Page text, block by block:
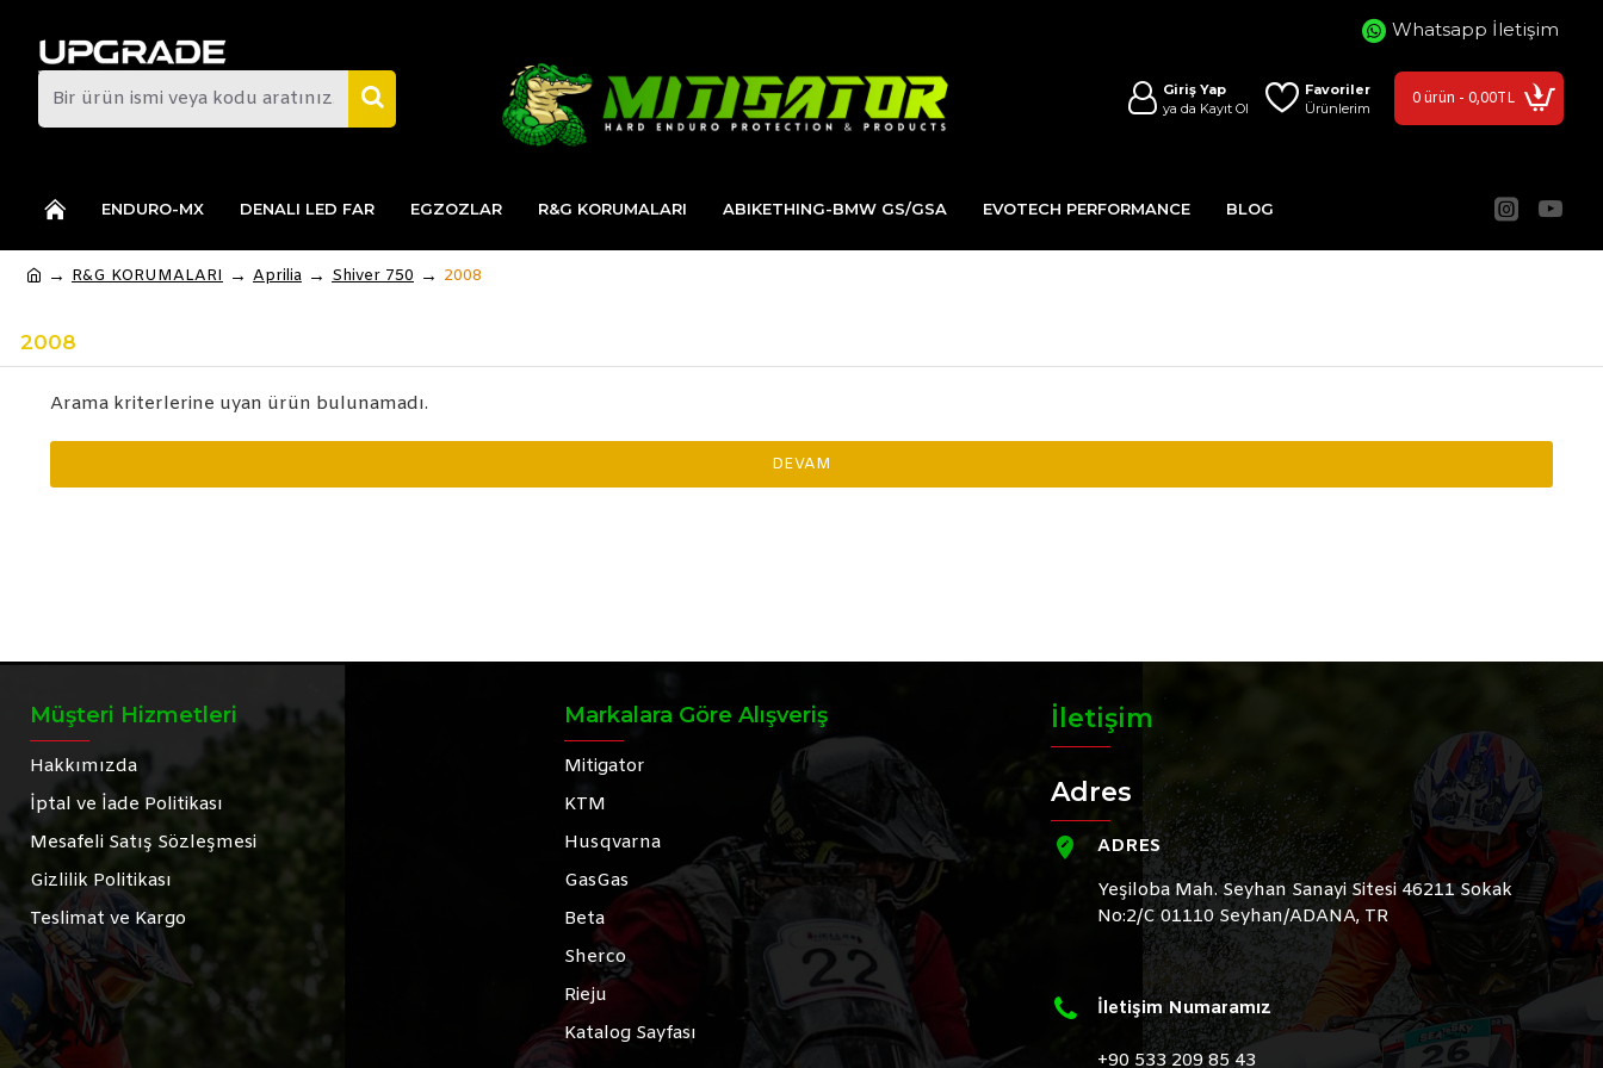
Whatsapp İletişim
Giriş Yap
ya da Kayıt Ol
Favoriler
Ürünlerim
0 ürün - 0,00TL
ENDURO-MX DENALI LED FAR EGZOZLAR R&G KORUMALARI ABIKETHING-BMW GS/GSA EVOTECH PERFORMANCE BLOG
R&G KORUMALARI Aprilia Shiver 750 2008
2008
Arama kriterlerine uyan ürün bulunamadı.
DEVAM
Müşteri Hizmetleri
Hakkımızda
İptal ve İade Politikası
Mesafeli Satış Sözleşmesi
Gizlilik Politikası
Teslimat ve Kargo
Markalara Göre Alışveriş
Mitigator
KTM
Husqvarna
GasGas
Beta
Sherco
Rieju
Katalog Sayfası
İletişim
Adres
ADRES
Yeşiloba Mah. Seyhan Sanayi Sitesi 46211 Sokak
No:2/C 01110 Seyhan/ADANA, TR
İletişim Numaramız
+90 533 209 85 43